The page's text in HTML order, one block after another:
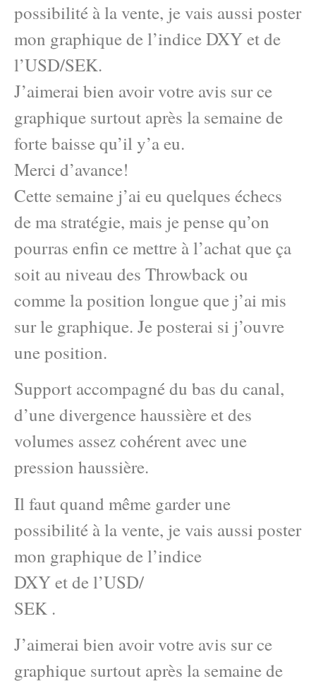
possibilité à la vente, je vais aussi poster
mon graphique de l’indice DXY et de
l’USD/SEK.
J’aimerai bien avoir votre avis sur ce
graphique surtout après la semaine de
forte baisse qu’il y’a eu.
Merci d’avance!
Cette semaine j’ai eu quelques échecs
de ma stratégie, mais je pense qu’on
pourras enfin ce mettre à l’achat que ça
soit au niveau des Throwback ou
comme la position longue que j’ai mis
sur le graphique. Je posterai si j’ouvre
une position.
Support accompagné du bas du canal,
d’une divergence haussière et des
volumes assez cohérent avec une
pression haussière.
Il faut quand même garder une
possibilité à la vente, je vais aussi poster
mon graphique de l’indice
DXY et de l’USD/
SEK .
J’aimerai bien avoir votre avis sur ce
graphique surtout après la semaine de